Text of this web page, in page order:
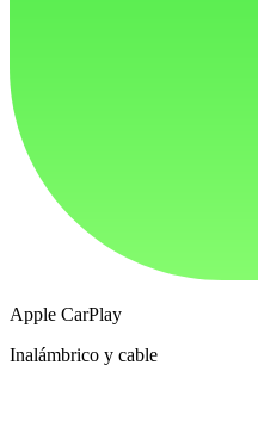
Apple CarPlay
Inalámbrico y cable